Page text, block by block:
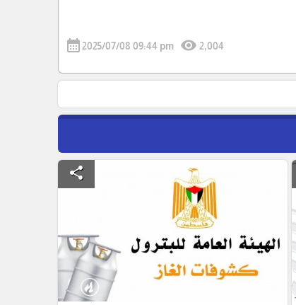
calendar_month2025/07/08 09:44 pm visibility 2,004
share